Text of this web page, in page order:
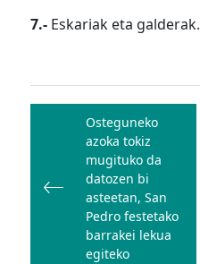
7.- Eskariak eta galderak.
Bidalketetan
zehar
nabigatu
Osteguneko
azoka tokiz
mugituko da
datozen bi
asteetan, San
Pedro festetako
barrakei lekua
egiteko